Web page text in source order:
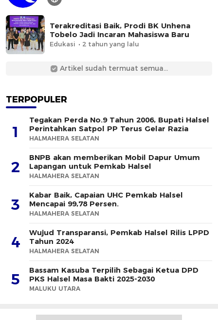
Terakreditasi Baik, Prodi BK Unhena
Tobelo Jadi Incaran Mahasiswa Baru
Edukasi 2 tahun yang lalu
Artikel sudah termuat semua...
TERPOPULER
1
Tegakan Perda No.9 Tahun 2006, Bupati Halsel
Perintahkan Satpol PP Terus Gelar Razia
HALMAHERA SELATAN
2
BNPB akan memberikan Mobil Dapur Umum
Lapangan untuk Pemkab Halsel
HALMAHERA SELATAN
3
Kabar Baik, Capaian UHC Pemkab Halsel
Mencapai 99,78 Persen.
HALMAHERA SELATAN
4
Wujud Transparansi, Pemkab Halsel Rilis LPPD
Tahun 2024
HALMAHERA SELATAN
5
Bassam Kasuba Terpilih Sebagai Ketua DPD
PKS Halsel Masa Bakti 2025-2030
MALUKU UTARA